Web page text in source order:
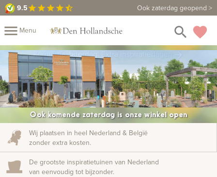
9.5star star star star star_half Ook zaterdag geopend >
9.5 Maak een vrijblijvende afspraak
menu Menu favorite
Fotomap
search
close
Home
Assortiment
Fotoboek
Informatie
Prijzen
ons
Duurzaamheid Winkels Contact
ook:
Komende zaterdag: Extra inspiratiedagen
Ook komende zaterdag is onze winkel open
Wij plaatsen in heel Nederland & België
zonder extra kosten.
De grootste inspiratietuinen van Nederland
van eenvoudig tot bijzonder.